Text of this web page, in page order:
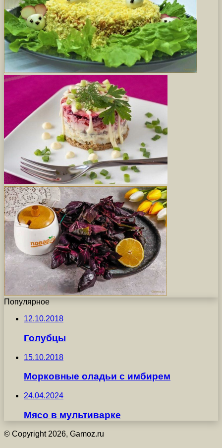
Популярное
12.10.2018
Голубцы
15.10.2018
Морковные оладьи с имбирем
24.04.2024
Мясо в мультиварке
© Copyright 2026, Gamoz.ru